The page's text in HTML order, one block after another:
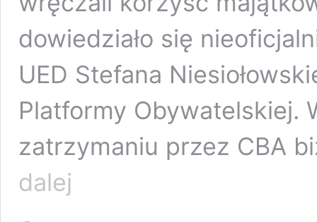
dowiedziało się
UED Stefana
Platformy Obywatelskiej.
zatrzymaniu przez CBA
dalej